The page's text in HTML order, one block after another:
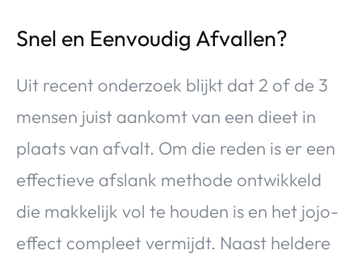
Snel en Eenvoudig Afvallen?
Uit recent onderzoek blijkt dat 2 of de 3
mensen juist aankomt van een dieet in
plaats van afvalt. Om die reden is er een
effectieve afslank methode ontwikkeld
die makkelijk vol te houden is en het jojo-
effect compleet vermijdt. Naast heldere